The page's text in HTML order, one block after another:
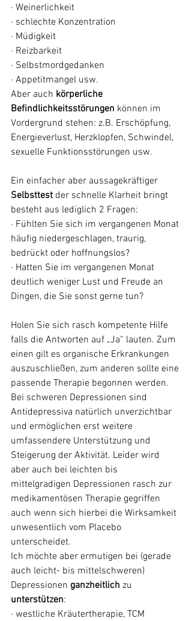
· Weinerlichkeit
· schlechte Konzentration
· Müdigkeit
· Reizbarkeit
· Selbstmordgedanken
· Appetitmangel usw.
Aber auch körperliche
Befindlichkeitsstörungen können im
Vordergrund stehen: z.B. Erschöpfung,
Energieverlust, Herzklopfen, Schwindel,
sexuelle Funktionsstörungen usw.
Ein einfacher aber aussagekräftiger
Selbsttest der schnelle Klarheit bringt
besteht aus lediglich 2 Fragen:
· Fühlten Sie sich im vergangenen Monat
häufig niedergeschlagen, traurig,
bedrückt oder hoffnungslos?
· Hatten Sie im vergangenen Monat
deutlich weniger Lust und Freude an
Dingen, die Sie sonst gerne tun?
Holen Sie sich rasch kompetente Hilfe
falls die Antworten auf „Ja“ lauten. Zum
einen gilt es organische Erkrankungen
auszuschließen, zum anderen sollte eine
passende Therapie begonnen werden.
Bei schweren Depressionen sind
Antidepressiva natürlich unverzichtbar
und ermöglichen erst weitere
umfassendere Unterstützung und
Steigerung der Aktivität. Leider wird
aber auch bei leichten bis
mittelgradigen Depressionen rasch zur
medikamentösen Therapie gegriffen
auch wenn sich hierbei die Wirksamkeit
unwesentlich vom Placebo
unterscheidet.
Ich möchte aber ermutigen bei (gerade
auch leicht- bis mittelschweren)
Depressionen ganzheitlich zu
unterstützen:
· westliche Kräutertherapie, TCM